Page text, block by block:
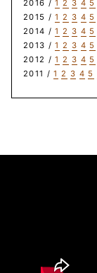
2016 /1 2 3 4 5
2015 /1 2 3 4 5
2014 /1 2 3 4 5
2013 /1 2 3 4 5
2012 /1 2 3 4 5
2011 /1 2 3 4 5